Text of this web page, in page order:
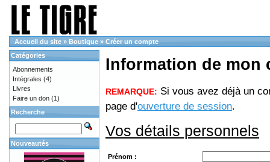
Accueil du site » Boutique » Créer un compte
Information de mon
REMARQUE: Si vous avez déjà un
page d'ouverture de session.
Vos détails personnels
Prénom :
Catégories
Abonnements
Intégrales (4)
Livres
Faire un don (1)
Recherche
Nouveautés